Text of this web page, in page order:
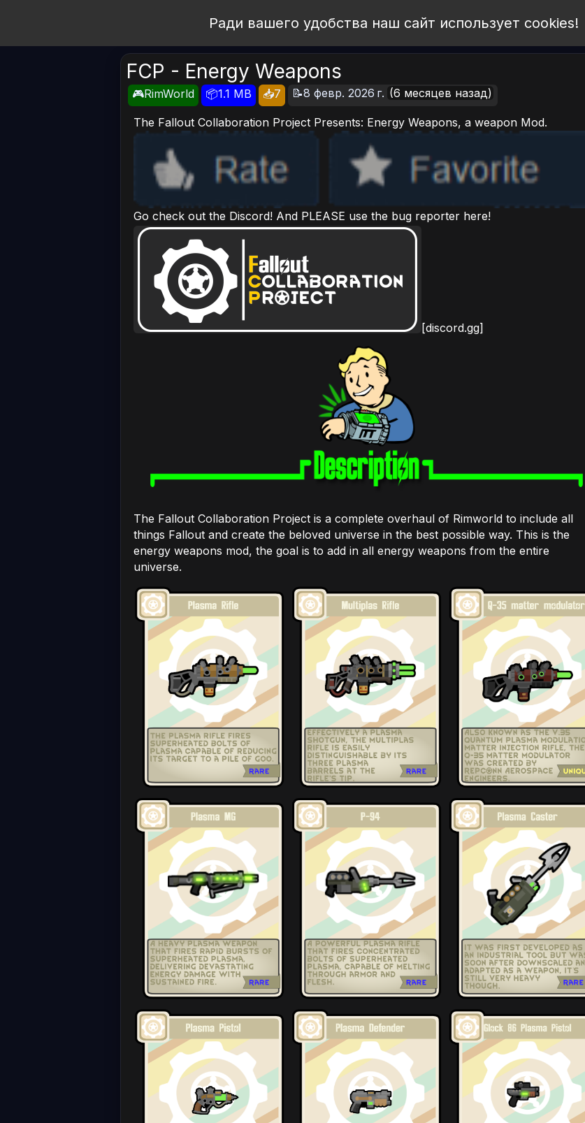
Ради вашего удобства наш сайт использует cookies!
FCP - Energy Weapons
🎮RimWorld 📦1.1 MB 📥7 📝8 февр. 2026 г. (6 месяцев назад)
The Fallout Collaboration Project Presents: Energy Weapons, a weapon Mod.
Go check out the Discord! And PLEASE use the bug reporter here!
[discord.gg]
The Fallout Collaboration Project is a complete overhaul of Rimworld to include all
things Fallout and create the beloved universe in the best possible way. This is the
energy weapons mod, the goal is to add in all energy weapons from the entire
universe.